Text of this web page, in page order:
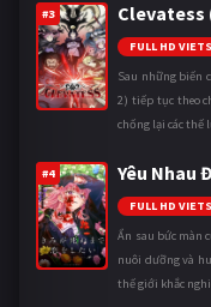
#3 Clevatess
FULL HD
Sau những biến
2) tiếp tục theo
chống lại các thế
#4 Yêu Nhau
FULL HD
Ẩn sau bức màn
nuôi dưỡng và
thế giới khắc